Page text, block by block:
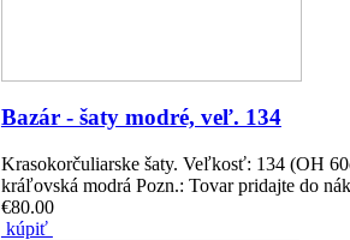
Bazár - šaty modré, veľ. 134
Krasokorčuliarske šaty. Veľkosť: 134 (OH
kráľovská modrá Pozn.: Tovar pridajte do
€80.00
kúpiť